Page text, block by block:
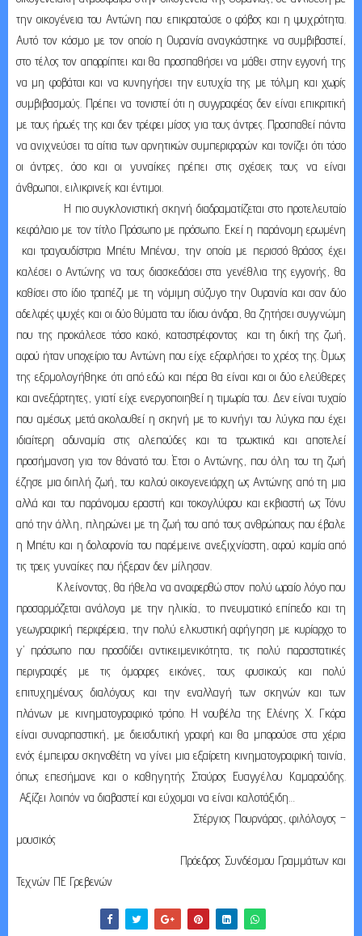
την οικογένεια του Αντώνη που επικρατούσε ο φόβος και η ψυχρότητα.
Αυτό τον κόσμο με τον οποίο η Ουρανία αναγκάστηκε να συμβιβαστεί,
στο τέλος τον απορρίπτει και θα προσπαθήσει να μάθει στην εγγονή της
να μη φοβάται και να κυνηγήσει την ευτυχία της με τόλμη και χωρίς
συμβιβασμούς. Πρέπει να τονιστεί ότι η συγγραφέας δεν είναι επικριτική
με τους ήρωές της και δεν τρέφει μίσος για τους άντρες. Προσπαθεί πάντα
να ανιχνεύσει τα αίτια των αρνητικών συμπεριφορών και τονίζει ότι τόσο
οι άντρες, όσο και οι γυναίκες πρέπει στις σχέσεις τους να είναι
άνθρωποι, ειλικρινείς και έντιμοι.
Η πιο συγκλονιστική σκηνή διαδραματίζεται στο προτελευταίο
κεφάλαιο με τον τίτλο Πρόσωπο με πρόσωπο. Εκεί η παράνομη ερωμένη
και τραγουδίστρια Μπέτυ Μπένου, την οποία με περισσό θράσος έχει
καλέσει ο Αντώνης να τους διασκεδάσει στα γενέθλια της εγγονής, θα
καθίσει στο ίδιο τραπέζι με τη νόμιμη σύζυγο την Ουρανία και σαν δύο
αδελφές ψυχές και οι δύο θύματα του ίδιου άνδρα, θα ζητήσει συγγνώμη
που της προκάλεσε τόσο κακό, καταστρέφοντας και τη δική της ζωή,
αφού ήταν υποχείριο του Αντώνη που είχε εξοφλήσει το χρέος της. Όμως
της εξομολογήθηκε ότι από εδώ και πέρα θα είναι και οι δύο ελεύθερες
και ανεξάρτητες, γιατί είχε ενεργοποιηθεί η τιμωρία του. Δεν είναι τυχαίο
που αμέσως μετά ακολουθεί η σκηνή με το κυνήγι του λύγκα που έχει
ιδιαίτερη αδυναμία στις αλεπούδες και τα τρωκτικά και αποτελεί
προσήμανση για τον θάνατό του. Έτσι ο Αντώνης, που όλη του τη ζωή
έζησε μια διπλή ζωή, του καλού οικογενειάρχη ως Αντώνης από τη μια
αλλά και του παράνομου εραστή και τοκογλύφου και εκβιαστή ως Τόνυ
από την άλλη, πληρώνει με τη ζωή του από τους ανθρώπους που έβαλε
η Μπέτυ και η δολοφονία του παρέμεινε ανεξιχνίαστη, αφού καμία από
τις τρεις γυναίκες που ήξεραν δεν μίλησαν.
Κλείνοντας, θα ήθελα να αναφερθώ στον πολύ ωραίο λόγο που
προσαρμόζεται ανάλογα με την ηλικία, το πνευματικό επίπεδο και τη
γεωγραφική περιφέρεια, την πολύ ελκυστική αφήγηση με κυρίαρχο το
γ’ πρόσωπο που προσδίδει αντικειμενικότητα, τις πολύ παραστατικές
περιγραφές με τις όμορφες εικόνες, τους φυσικούς και πολύ
επιτυχημένους διαλόγους και την εναλλαγή των σκηνών και των
πλάνων με κινηματογραφικό τρόπο. Η νουβέλα της Ελένης Χ. Γκόρα
είναι συναρπαστική, με διεισδυτική γραφή και θα μπορούσε στα χέρια
ενός έμπειρου σκηνοθέτη να γίνει μια εξαίρετη κινηματογραφική ταινία,
όπως επεσήμανε και ο καθηγητής Σταύρος Ευαγγέλου Καμαρούδης.
Αξίζει λοιπόν να διαβαστεί και εύχομαι να είναι καλοτάξιδη…
Στέργιος Πουρνάρας, φιλόλογος –
μουσικός
Πρόεδρος Συνδέσμου Γραμμάτων και
Τεχνών ΠΕ Γρεβενών